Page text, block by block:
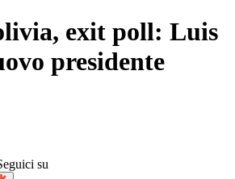
exit poll: Luis
presidente
su